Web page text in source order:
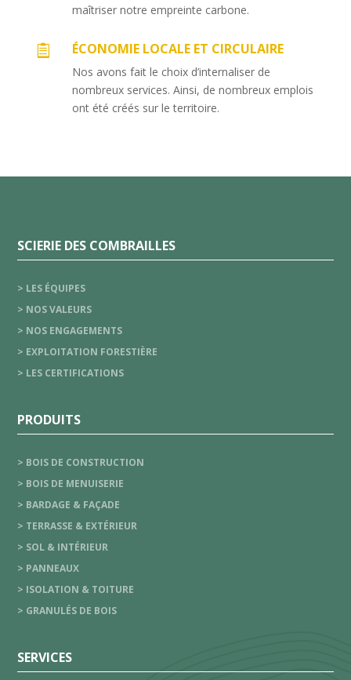
maîtriser notre empreinte carbone.
 ÉCONOMIE LOCALE ET CIRCULAIRE
Nos avons fait le choix d’internaliser de
nombreux services. Ainsi, de nombreux emplois
ont été créés sur le territoire.
SCIERIE DES COMBRAILLES
> LES ÉQUIPES
> NOS VALEURS
> NOS ENGAGEMENTS
> EXPLOITATION FORESTIÈRE
> LES CERTIFICATIONS
PRODUITS
> BOIS DE CONSTRUCTION
> BOIS DE MENUISERIE
> BARDAGE & FAÇADE
> TERRASSE & EXTÉRIEUR
> SOL & INTÉRIEUR
> PANNEAUX
> ISOLATION & TOITURE
> GRANULÉS DE BOIS
SERVICES